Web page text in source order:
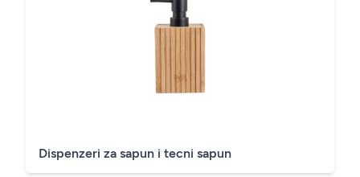
Dispenzeri za sapun i tecni sapun